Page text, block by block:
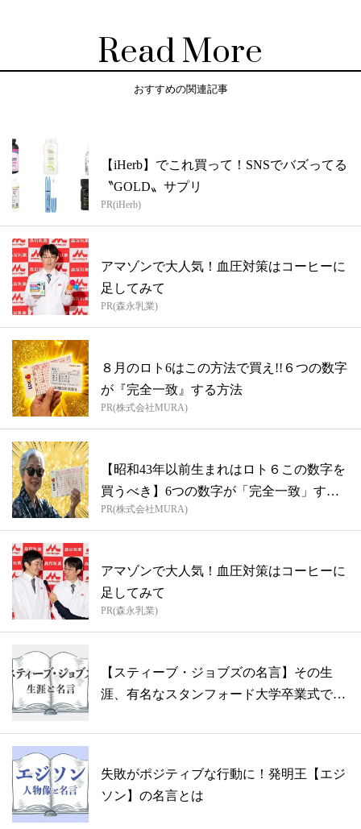
Read More
おすすめの関連記事
【iHerb】でこれ買って！SNSでバズってる
〝GOLD〟サプリ
PR(iHerb)
アマゾンで大人気！血圧対策はコーヒーに
足してみて
PR(森永乳業)
８月のロト6はこの方法で買え!!６つの数字
が『完全一致』する方法
PR(株式会社MURA)
【昭和43年以前生まれはロト６この数字を
買うべき】6つの数字が「完全一致」する
方...
PR(株式会社MURA)
アマゾンで大人気！血圧対策はコーヒーに
足してみて
PR(森永乳業)
【スティーブ・ジョブズの名言】その生
涯、有名なスタンフォード大学卒業式での
失敗がポジティブな行動に！発明王【エジ
ソン】の名言とは